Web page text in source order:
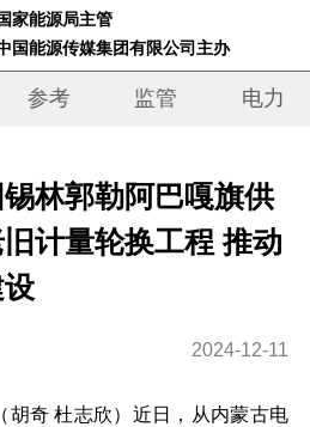
家能源局主管
国能源传媒集团有限公司主办
参考 监管 电力
林郭勒阿巴嘎旗供
计量轮换工程 推动
2024-12-11
胡奇 杜志欣）近日，从内蒙古电